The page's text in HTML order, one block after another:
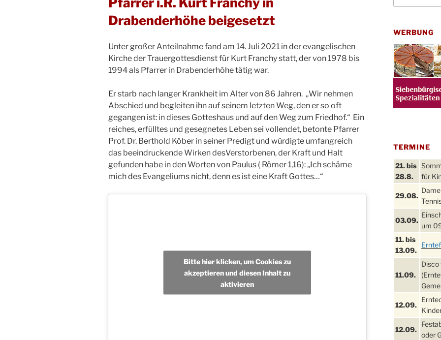
Drabenderhöhe beigesetzt
Unter großer Anteilnahme fand am 14. Juli 2021 in der evangelischen
Kirche der Trauergottesdienst für Kurt Franchy statt, der von 1978 bis
1994 als Pfarrer in Drabenderhöhe tätig war.
Er starb nach langer Krankheit im Alter von 86 Jahren. „Wir nehmen
Abschied und begleiten ihn auf seinem letzten Weg, den er so oft
gegangen ist: in dieses Gotteshaus und auf den Weg zum Friedhof.“ Ein
reiches, erfülltes und gesegnetes Leben sei vollendet, betonte Pfarrer
Prof. Dr. Berthold Köber in seiner Predigt und würdigte umfangreich
das beeindruckende Wirken desVerstorbenen, der Kraft und Halt
gefunden habe in den Worten von Paulus ( Römer 1,16): „Ich schäme
mich des Evangeliums nicht, denn es ist eine Kraft Gottes…“
Bitte hier klicken, um Cookies zu
akzeptieren und diesen Inhalt zu
aktivieren
WERBUNG
TERMINE
21. bis
28.8.
für
29.08.
03.09.
um
11. bis
13.09.
11.09.
Disco
12.09.
12.09.
oder